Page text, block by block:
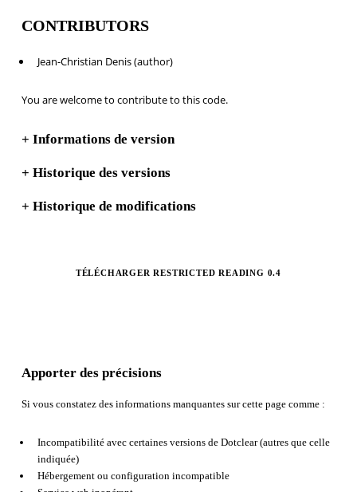
CONTRIBUTORS
Jean-Christian Denis (author)
You are welcome to contribute to this code.
+ Informations de version
+ Historique des versions
+ Historique de modifications
TÉLÉCHARGER RESTRICTED READING 0.4
Apporter des précisions
Si vous constatez des informations manquantes sur cette page comme :
Incompatibilité avec certaines versions de Dotclear (autres que celle
indiquée)
Hébergement ou configuration incompatible